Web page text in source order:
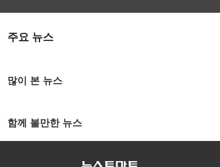
주요 뉴스
많이 본 뉴스
함께 볼만한 뉴스